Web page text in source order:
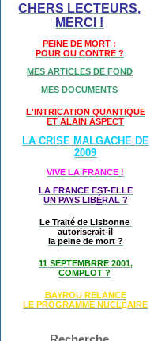
CHERS LECTEURS,
MERCI !
PEINE DE MORT :
POUR OU CONTRE ?
MES ARTICLES DE FOND
MES DOCUMENTS
L'INTRICATION QUANTIQUE
ET ALAIN ASPECT
LA CRISE MALGACHE DE
2009
VIVE LA FRANCE !
LA FRANCE EST-ELLE
UN PAYS LIBÉRAL ?
Le Traité de Lisbonne
autoriserait-il
la peine de mort ?
11 SEPTEMBRRE 2001,
COMPLOT ?
BAYROU RELANCE
LE PROGRAMME NUCLÉAIRE